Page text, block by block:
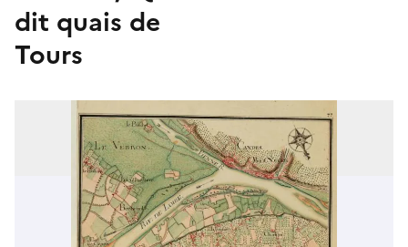
dit quais de
Tours